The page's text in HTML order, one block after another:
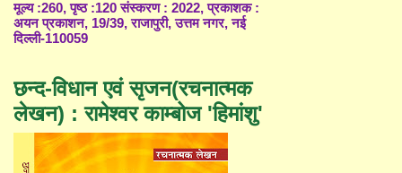
मूल्य :260, पृष्ठ :120 संस्करण : 2022, प्रकाशक :
अयन प्रकाशन, 19/39, राजापुरी, उत्तम नगर, नई
दिल्ली-110059
छन्द-विधान एवं सृजन(रचनात्मक
लेखन) : रामेश्वर काम्बोज 'हिमांशु'